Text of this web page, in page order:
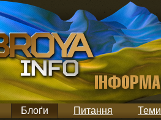
Блоґи Питання Теми